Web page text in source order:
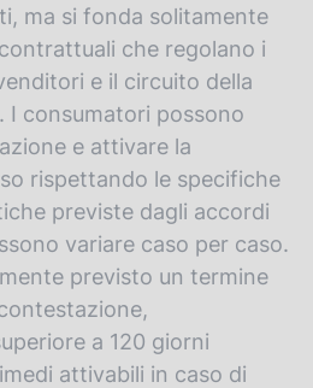
ma si fonda solitamente
che regolano i
e il circuito della
I consumatori possono
e attivare la
rispettando le specifiche
previste dagli accordi
variare caso per caso.
previsto un termine
a 120 giorni
attivabili in caso di